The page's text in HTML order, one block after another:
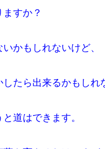
ますか？
いかもしれないけど、
したら出来るかもしれ
と道はできます。